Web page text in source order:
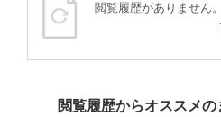
閲覧履歴がありません
閲覧履歴からオススメ